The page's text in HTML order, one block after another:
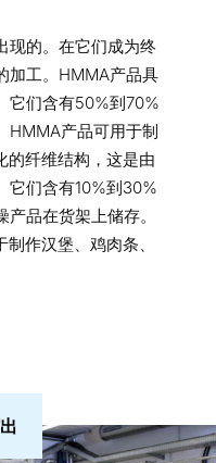
现的。在它们成为终
加工。HMMA产品具
它们含有50%到70%
HMMA产品可用于制
的纤维结构，这是由
它们含有10%到30%
品在货架上储存。
作汉堡、鸡肉条、